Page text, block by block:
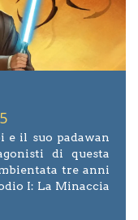
e il suo padawan
di questa
tre anni
I: La Minaccia